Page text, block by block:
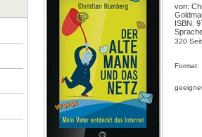
von:
ISBN:
320
Format: